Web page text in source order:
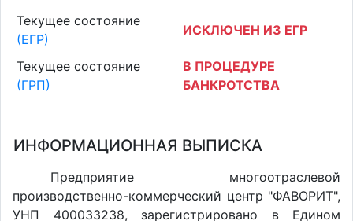
Текущее состояние
(ЕГР)
ИСКЛЮЧЕН ИЗ ЕГР
Текущее состояние
(ГРП)
В ПРОЦЕДУРЕ
БАНКРОТСТВА
ИНФОРМАЦИОННАЯ ВЫПИСКА
Предприятие многоотраслевой
производственно-коммерческий центр "ФАВОРИТ",
УНП 400033238, зарегистрировано в Едином